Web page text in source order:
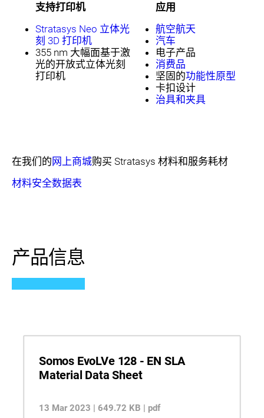
支持打印机
Stratasys Neo 立体光
刻 3D 打印机
355 nm 大幅面基于激
光的开放式立体光刻
打印机
应用
航空航天
汽车
电子产品
消费品
坚固的功能性原型
卡扣设计
治具和夹具
在我们的网上商城购买 Stratasys 材料和服务耗材
材料安全数据表
产品信息
Somos EvoLVe 128 - EN SLA
Material Data Sheet
13 Mar 2023 | 649.72 KB | pdf